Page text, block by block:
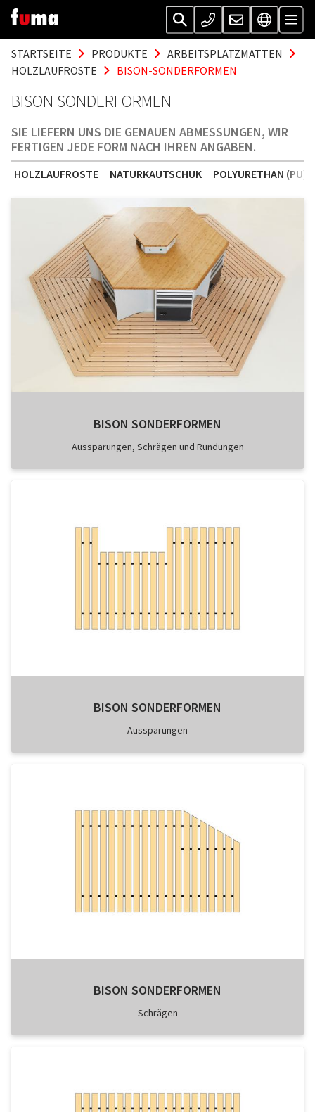
STARTSEITE PRODUKTE
ARBEITSPLATZMATTEN
HOLZLAUFROSTE
BISON-SONDERFORMEN
BISON SONDERFORMEN
SIE LIEFERN UNS DIE GENAUEN ABMESSUNGEN, WIR
FERTIGEN JEDE FORM NACH IHREN ANGABEN.
HOLZLAUFROSTE NATURKAUTSCHUK POLYURETHAN (PU)
BISON SONDERFORMEN
Aussparungen, Schrägen und Rundungen
BISON SONDERFORMEN
Aussparungen
BISON SONDERFORMEN
Schrägen